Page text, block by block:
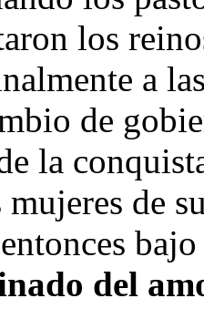
los
a
de
la
mujeres de
del